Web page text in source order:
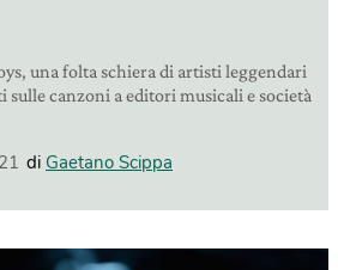
una folta schiera di artisti leggendari
canzoni a editori musicali e società
di Gaetano Scippa